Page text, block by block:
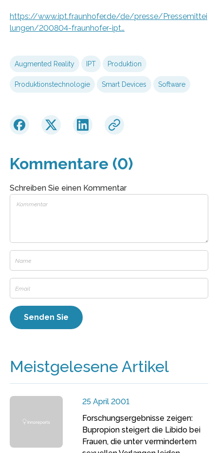
https://www.ipt.fraunhofer.de/de/presse/Pressemittei
lungen/200804-fraunhofer-ipt…
Augmented Reality IPT Produktion
Produktionstechnologie Smart Devices Software
Kommentare (0)
Schreiben Sie einen Kommentar
Meistgelesene Artikel
25 April 2001
Forschungsergebnisse zeigen:
Bupropion steigert die Libido bei
Frauen, die unter vermindertem